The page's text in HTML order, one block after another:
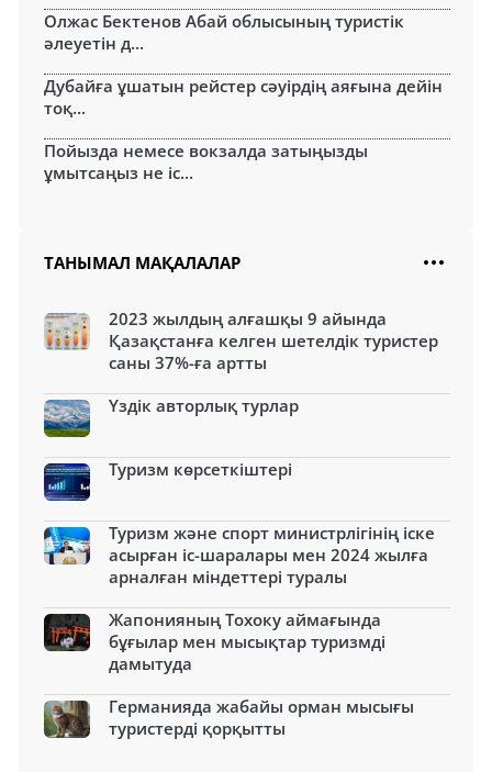
Олжас Бектенов Абай облысының туристік
әлеуетін д...
Дубайға ұшатын рейстер сәуірдің аяғына дейін
тоқ...
Пойызда немесе вокзалда затыңызды
ұмытсаңыз не іс...
ТАНЫМАЛ МАҚАЛАЛАР
2023 жылдың алғашқы 9 айында
Қазақстанға келген шетелдік туристер
саны 37%-ға артты
Үздік авторлық турлар
Туризм көрсеткіштері
Туризм және спорт министрлігінің іске
асырған іс-шаралары мен 2024 жылға
арналған міндеттері туралы
Жапонияның Тохоку аймағында
бұғылар мен мысықтар туризмді
дамытуда
Германияда жабайы орман мысығы
туристерді қорқытты